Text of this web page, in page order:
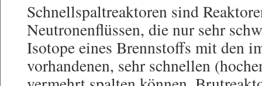
Schnellspaltreaktoren sind
Neutronenflüssen, die nur sehr
Isotope eines Brennstoffs mit den
vorhandenen, sehr schnellen